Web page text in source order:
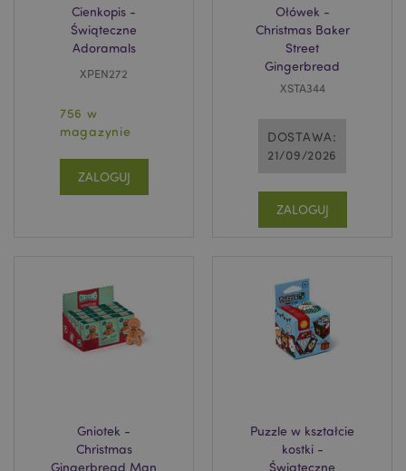
Cienkopis -
Świąteczne
Adoramals
XPEN272
756 w
magazynie
ZALOGUJ
Ołówek -
Christmas Baker
Street
Gingerbread
XSTA344
DOSTAWA:
21/09/2026
ZALOGUJ
Gniotek -
Christmas
Gingerbread Man
Puzzle w kształcie
kostki -
Świąteczne